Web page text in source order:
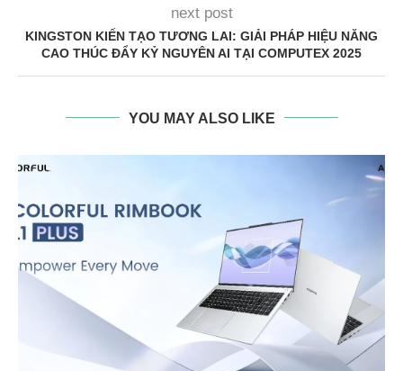
next post
KINGSTON KIẾN TẠO TƯƠNG LAI: GIẢI PHÁP HIỆU NĂNG
CAO THÚC ĐẨY KỶ NGUYÊN AI TẠI COMPUTEX 2025
YOU MAY ALSO LIKE